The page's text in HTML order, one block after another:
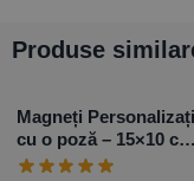
Produse
Magneți Personalizați
cu o poză – 15×10 cm
– Vertical